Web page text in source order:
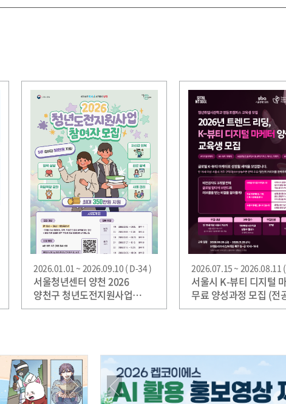
2026.01.01 ~ 2026.09.10 ( D-34 )
서울청년센터 양천 2026
양천구 청년도전지원사업
참여자 모집
2026.07.15 ~ 2026.08.11
서울시 K-뷰티 디지털
무료 양성과정 모집 (전